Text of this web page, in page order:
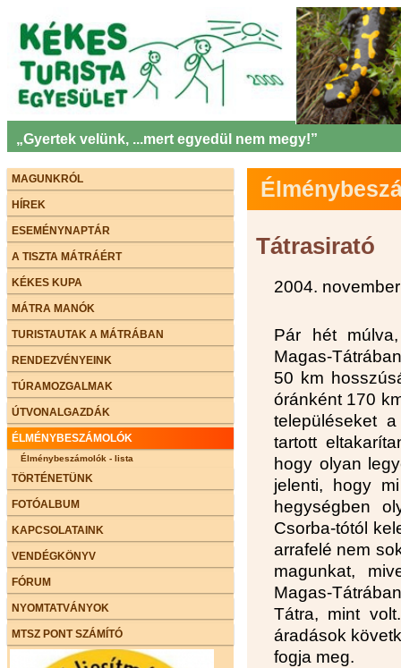
„Gyertek velünk, ...mert egyedül nem megy!”
MAGUNKRÓL
HÍREK
ESEMÉNYNAPTÁR
A TISZTA MÁTRÁÉRT
KÉKES KUPA
MÁTRA MANÓK
TURISTAUTAK A MÁTRÁBAN
RENDEZVÉNYEINK
TÚRAMOZGALMAK
ÚTVONALGAZDÁK
ÉLMÉNYBESZÁMOLÓK
Élménybeszámolók - lista
TÖRTÉNETÜNK
FOTÓALBUM
KAPCSOLATAINK
VENDÉGKÖNYV
FÓRUM
NYOMTATVÁNYOK
MTSZ PONT SZÁMÍTÓ
Tátrasirató
2004.
Pár hét
Magas-
50 km
óránként 170
településeket
tartott
hogy olyan
jelenti, hogy
hegységben
Csorba-tótól
arrafelé nem
magunkat,
Magas-
Tátra, mint
áradások
fogja meg.